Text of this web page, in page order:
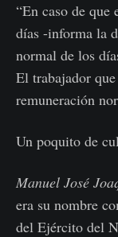
“En caso de que
días -informa la
normal de los
El trabajador
remuneración
Un poquito de
Manuel José
era su nombre
del Ejército del